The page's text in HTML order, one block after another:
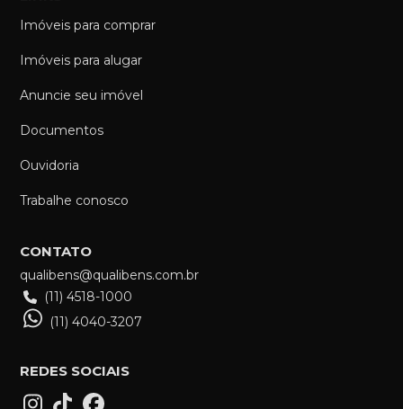
Imóveis para comprar
Imóveis para alugar
Anuncie seu imóvel
Documentos
Ouvidoria
Trabalhe conosco
CONTATO
qualibens@qualibens.com.br
(11) 4518-1000
(11) 4040-3207
REDES SOCIAIS